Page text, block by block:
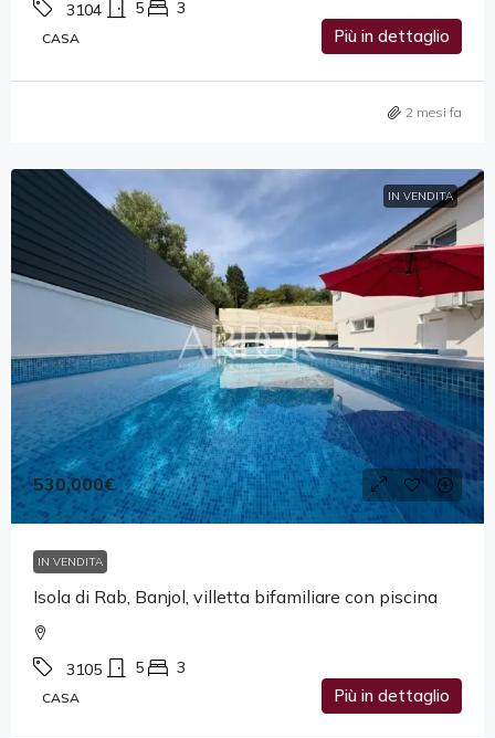
3104 5 3
CASA Più in dettaglio
2 mesi fa
IN VENDITA
530,000€
IN VENDITA
Isola di Rab, Banjol, villetta bifamiliare con piscina
3105 5 3
CASA Più in dettaglio